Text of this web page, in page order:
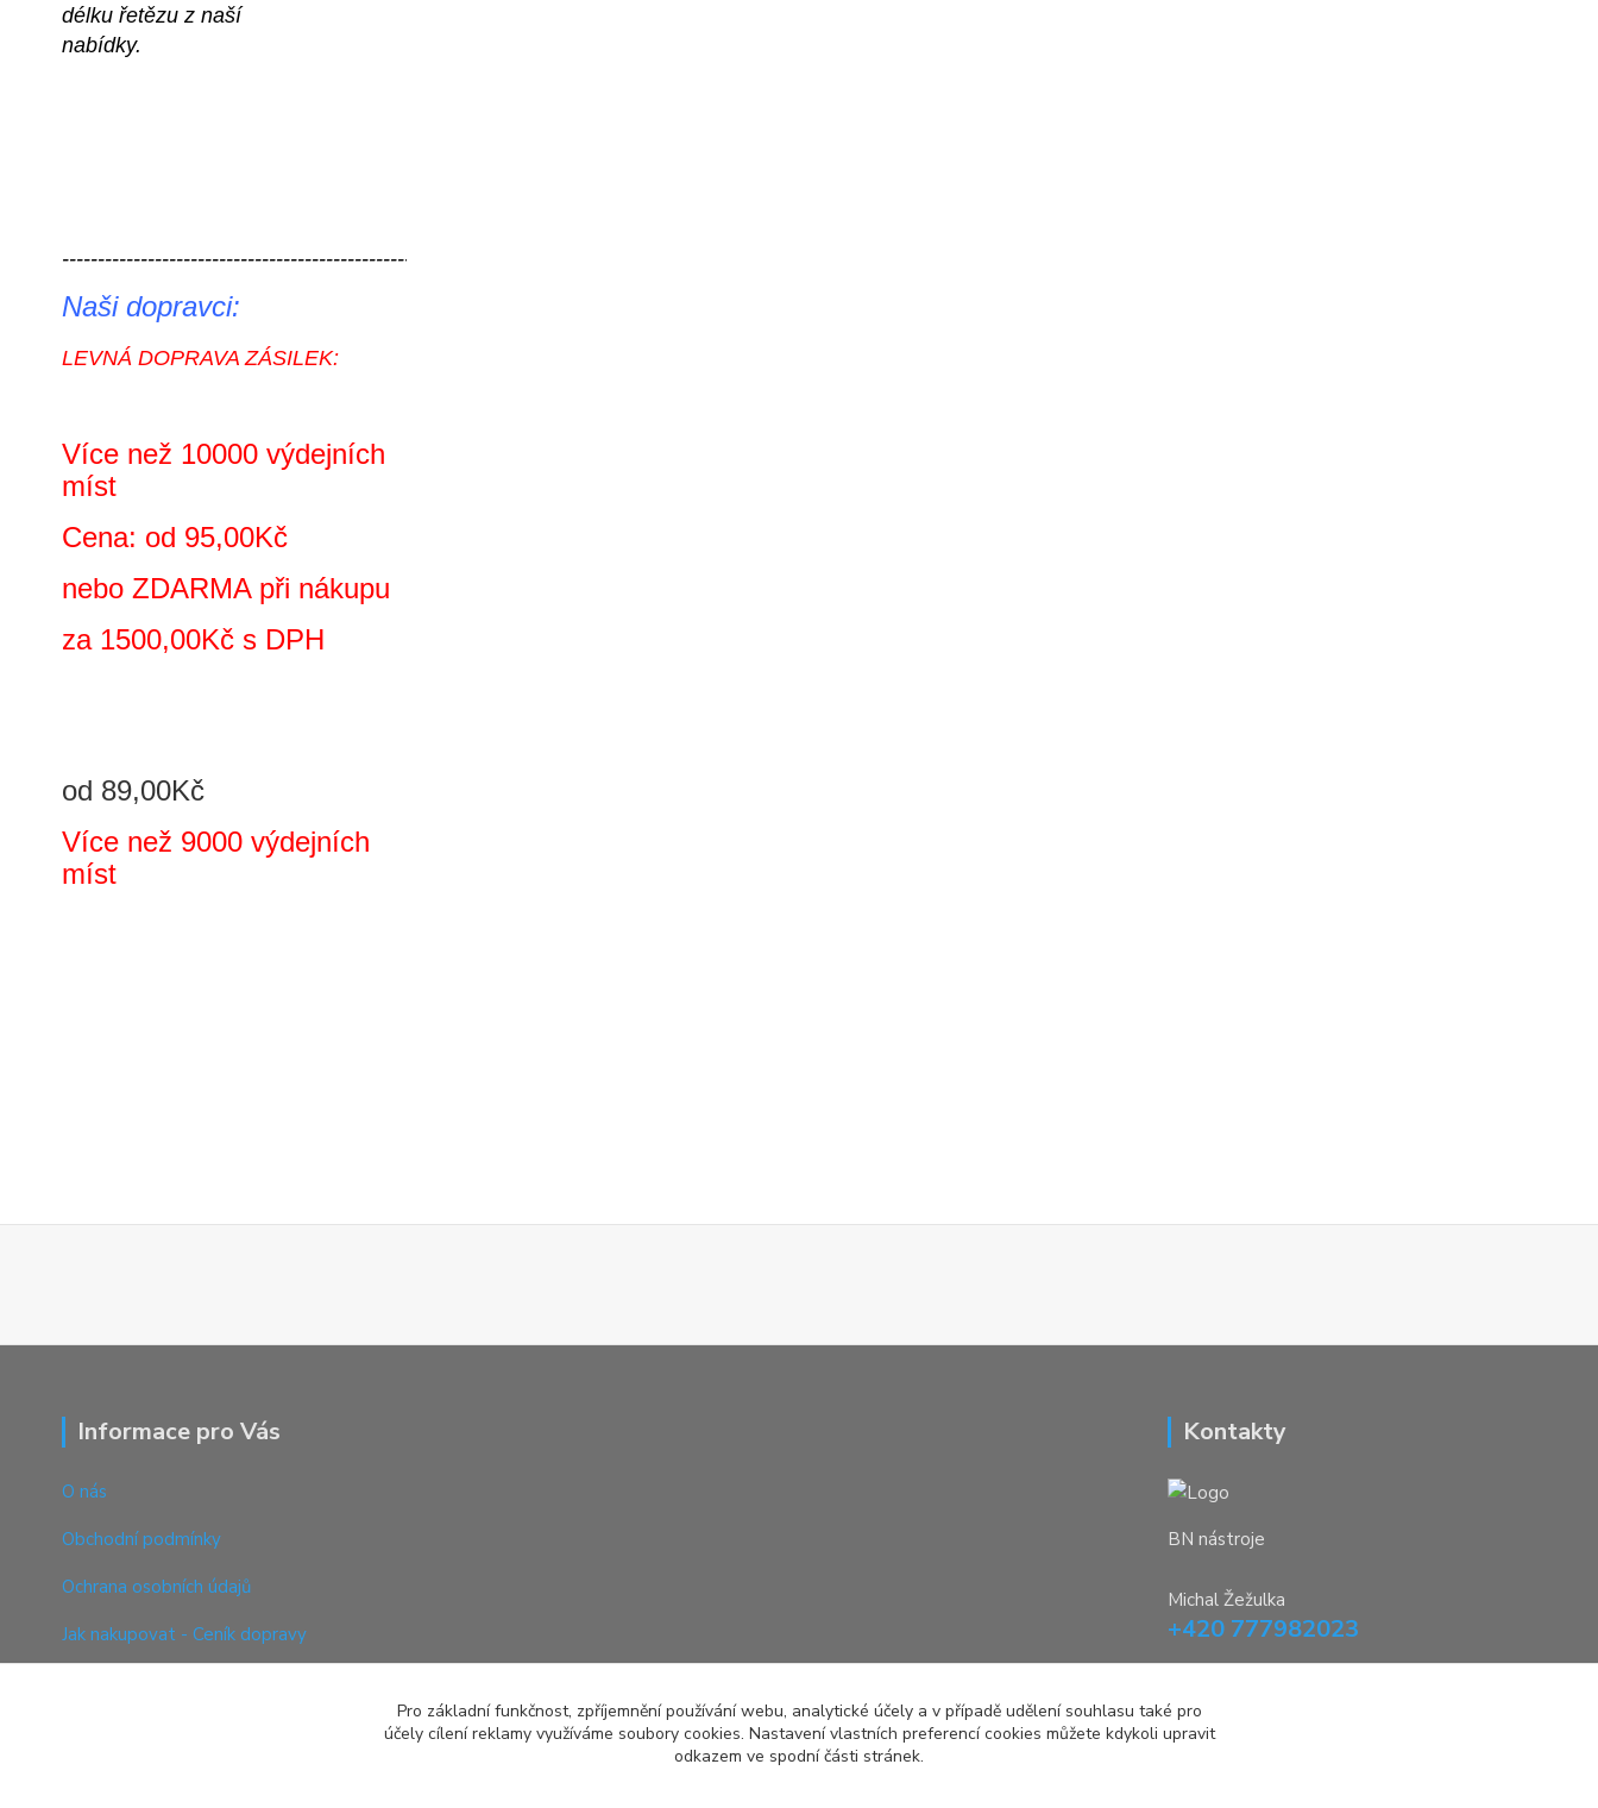
délku řetězu z naší
nabídky.
-----------------------------------------------------------
Naši dopravci:
LEVNÁ DOPRAVA ZÁSILEK:
Více než 10000 výdejních
míst
Cena: od 95,00Kč
nebo ZDARMA při nákupu
za 1500,00Kč s DPH
od 89,00Kč
Více než 9000 výdejních
míst
Informace pro Vás
O nás
Obchodní podmínky
Ochrana osobních údajů
Jak nakupovat - Ceník dopravy
Kontakty
BN nástroje
Michal Žežulka
+420 777982023
Pro základní funkčnost, zpříjemnění používání webu, analytické účely a v případě udělení souhlasu také pro
účely cílení reklamy využíváme soubory cookies. Nastavení vlastních preferencí cookies můžete kdykoli upravit
odkazem ve spodní části stránek.